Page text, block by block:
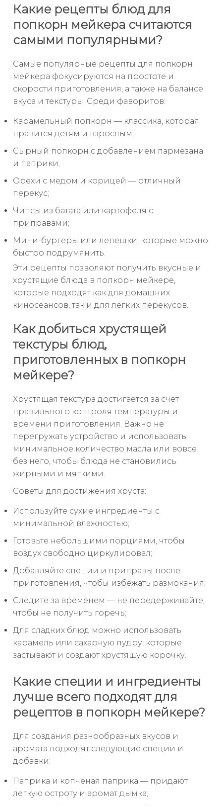
Какие рецепты блюд для
попкорн мейкера считаются
самыми популярными?
Самые популярные рецепты для попкорн
мейкера фокусируются на простоте и
скорости приготовления, а также на балансе
вкуса и текстуры. Среди фаворитов:
Карамельный попкорн — классика, которая
нравится детям и взрослым;
Сырный попкорн с добавлением пармезана
и паприки;
Орехи с медом и корицей — отличный
перекус;
Чипсы из батата или картофеля с
приправами;
Мини-бургеры или лепешки, которые можно
быстро подрумянить.
Эти рецепты позволяют получить вкусные и
хрустящие блюда в попкорн мейкере,
которые подходят как для домашних
киносеансов, так и для легких перекусов.
Как добиться хрустящей
текстуры блюд,
приготовленных в попкорн
мейкере?
Хрустящая текстура достигается за счет
правильного контроля температуры и
времени приготовления. Важно не
перегружать устройство и использовать
минимальное количество масла или вовсе
без него, чтобы блюда не становились
жирными и мягкими.
Советы для достижения хруста:
Используйте сухие ингредиенты с
минимальной влажностью;
Готовьте небольшими порциями, чтобы
воздух свободно циркулировал;
Добавляйте специи и приправы после
приготовления, чтобы избежать размокания;
Следите за временем — не передерживайте,
чтобы не получить горечь;
Для сладких блюд можно использовать
карамель или сахарную пудру, которые
застывают и создают хрустящую корочку.
Какие специи и ингредиенты
лучше всего подходят для
рецептов в попкорн мейкере?
Для создания разнообразных вкусов и
аромата подходят следующие специи и
добавки:
Паприка и копченая паприка — придают
легкую остроту и аромат дымка;